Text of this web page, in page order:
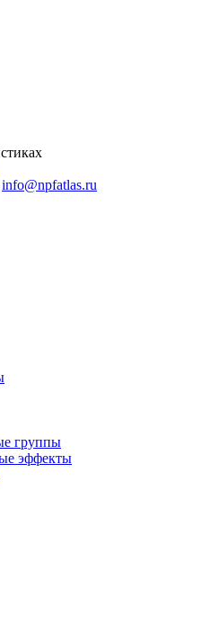
info@npfatlas.ru
группы
эффекты